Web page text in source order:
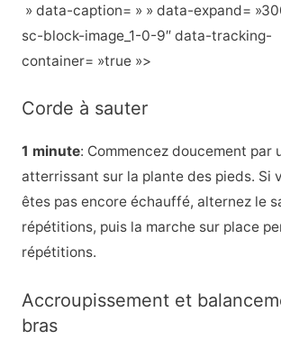
» data-caption= » » data-expand=
sc-block-image_1-0-9″ data-tracking-
container= »true »>
Corde à sauter
1 minute: Commencez doucement par
atterrissant sur la plante des pieds. Si
êtes pas encore échauffé, alternez le
répétitions, puis la marche sur place
répétitions.
Accroupissement et
bras